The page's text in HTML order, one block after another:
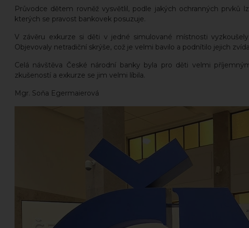
Průvodce dětem rovněž vysvětlil, podle jakých ochranných prvků
kterých se pravost bankovek posuzuje.
V závěru exkurze si děti v jedné simulované místnosti
Objevovaly netradiční skrýše, což je velmi bavilo a podnítilo jejich
Celá návštěva České národní banky byla pro děti velmi
zkušeností a exkurze se jim velmi líbila.
Mgr. Soňa Egermaierová